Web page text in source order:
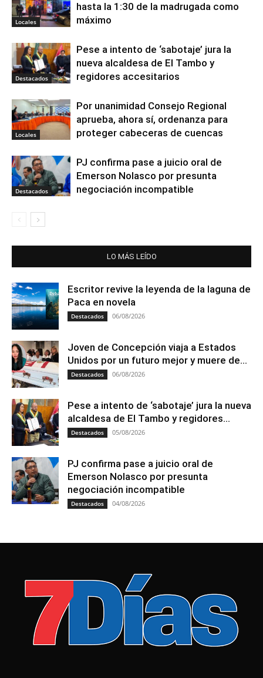
Locales
hasta la 1:30 de la madrugada como
máximo
Destacados
Pese a intento de ‘sabotaje’ jura la
nueva alcaldesa de El Tambo y
regidores accesitarios
Locales
Por unanimidad Consejo Regional
aprueba, ahora sí, ordenanza para
proteger cabeceras de cuencas
Destacados
PJ confirma pase a juicio oral de
Emerson Nolasco por presunta
negociación incompatible
LO MÁS LEÍDO
Escritor revive la leyenda de la laguna de
Paca en novela
Destacados 06/08/2026
Joven de Concepción viaja a Estados
Unidos por un futuro mejor y muere de...
Destacados 06/08/2026
Pese a intento de ‘sabotaje’ jura la nueva
alcaldesa de El Tambo y regidores...
Destacados 05/08/2026
PJ confirma pase a juicio oral de
Emerson Nolasco por presunta
negociación incompatible
Destacados 04/08/2026